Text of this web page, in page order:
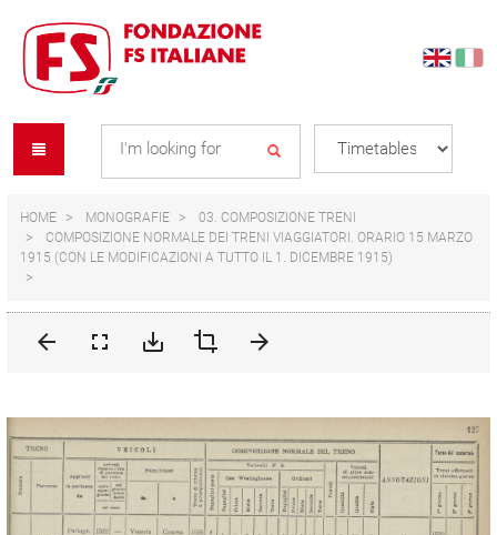
content
navigation
menu
HOME MONOGRAFIE
03. COMPOSIZIONE TRENI
COMPOSIZIONE NORMALE DEI TRENI VIAGGIATORI. ORARIO 15 MARZO
1915 (CON LE MODIFICAZIONI A TUTTO IL 1. DICEMBRE 1915)